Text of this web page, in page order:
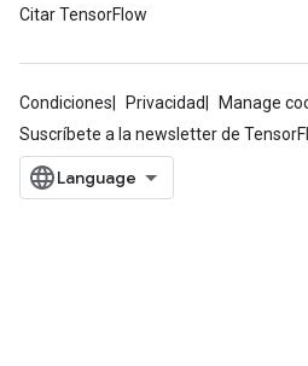
Citar TensorFlow
Condiciones Privacidad
Manage
Suscríbete a la newsletter de